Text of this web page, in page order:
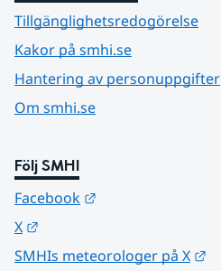
Tillgänglighetsredogörelse
Kakor på smhi.se
Hantering av personuppgifter
Om smhi.se
Följ SMHI
Facebook
X
SMHIs meteorologer på X